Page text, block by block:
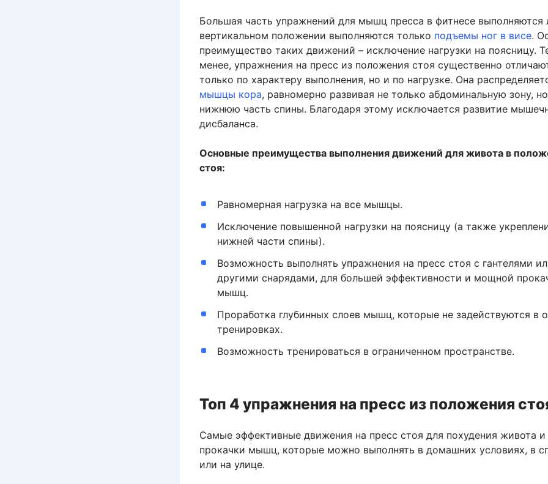
Большая часть упражнений для мышц пресса в фитнесе выполняются
вертикальном положении выполняются только подъемы ног в висе.
преимущество таких движений – исключение нагрузки на поясницу.
менее, упражнения на пресс из положения стоя существенно
только по характеру выполнения, но и по нагрузке. Она
мышцы кора, равномерно развивая не только абдоминальную зону,
нижнюю часть спины. Благодаря этому исключается развитие
дисбаланса.
Основные преимущества выполнения движений для живота в
стоя:
Равномерная нагрузка на все мышцы.
Исключение повышенной нагрузки на поясницу (а также
нижней части спины).
Возможность выполнять упражнения на пресс стоя с гантелями
другими снарядами, для большей эффективности и мощной
мышц.
Проработка глубинных слоев мышц, которые не задействуются в
тренировках.
Возможность тренироваться в ограниченном пространстве.
Топ 4 упражнения на пресс из положения
Самые эффективные движения на пресс стоя для похудения живота и
прокачки мышц, которые можно выполнять в домашних условиях, в
или на улице.